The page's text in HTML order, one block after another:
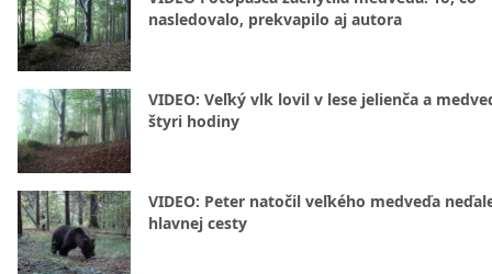
nasledovalo, prekvapilo aj autora
VIDEO: Veľký vlk lovil v lese jelienča a
štyri hodiny
VIDEO: Peter natočil veľkého medveďa
hlavnej cesty